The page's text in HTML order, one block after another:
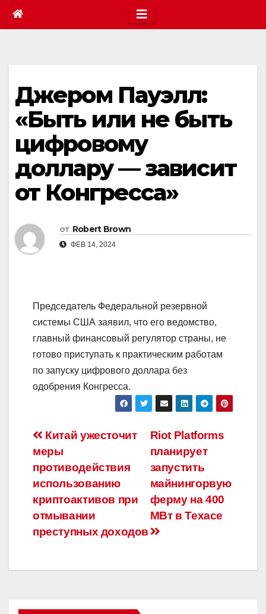
Джером Пауэлл:
«Быть или не быть
цифровому
доллару — зависит
от Конгресса»
от Robert Brown
ФЕВ 14, 2024
Председатель Федеральной резервной
системы США заявил, что его ведомство,
главный финансовый регулятор страны, не
готово приступать к практическим работам
по запуску цифрового доллара без
одобрения Конгресса.
Навигация
по
записям
Riot Platforms
планирует
запустить
майнингорвую
ферму на 400
МВт в Техасе
Китай ужесточит
меры
противодействия
использованию
криптоактивов при
отмывании
преступных доходов